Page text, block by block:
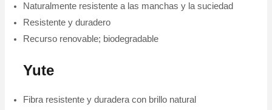
Naturalmente resistente a las manchas y la suciedad
Resistente y duradero
Recurso renovable; biodegradable
Yute
Fibra resistente y duradera con brillo natural